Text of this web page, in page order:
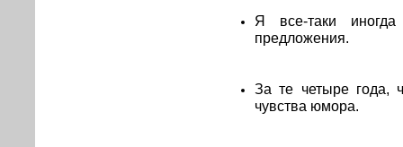
Я все-таки
предложения.
За те четыре года,
чувства юмора.